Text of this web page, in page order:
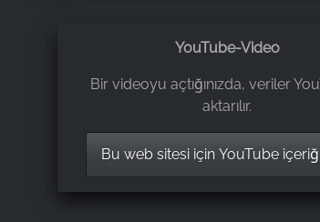
YouTube-Video
Bir videoyu açtığınızda, veriler
aktarılır.
Bu web sitesi için YouTube